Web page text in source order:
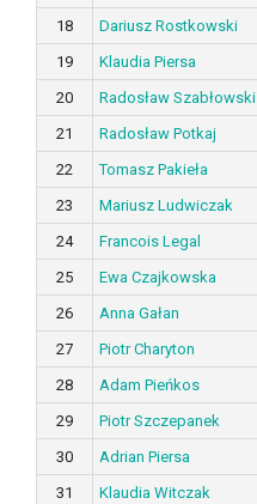
18
Dariusz Rostkowski
19
Klaudia Piersa
20
Radosław Szabłowski
21
Radosław Potkaj
22
Tomasz Pakieła
23
Mariusz Ludwiczak
24
Francois Legal
25
Ewa Czajkowska
26
Anna Gałan
27
Piotr Charyton
28
Adam Pieńkos
29
Piotr Szczepanek
30
Adrian Piersa
31
Klaudia Witczak